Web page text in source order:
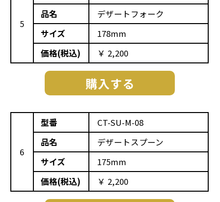
5
品名
デザートフォーク
サイズ
178mm
価格(税込)
￥ 2,200
6
型番
CT-SU-M-08
品名
デザートスプーン
サイズ
175mm
価格(税込)
￥ 2,200